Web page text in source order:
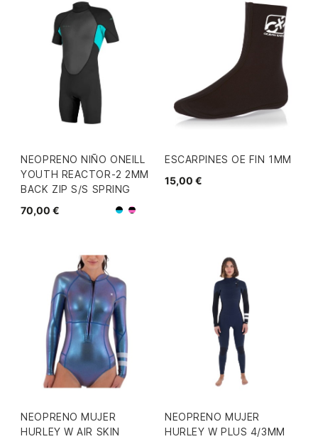
NEOPRENO NIÑO ONEILL
YOUTH REACTOR-2 2MM
BACK ZIP S/S SPRING
70,00 €
Negro/Azul
Negro/Rosa
ESCARPINES OE FIN 1MM
15,00 €
NEOPRENO MUJER
HURLEY W AIR SKIN
NEOPRENO MUJER
HURLEY W PLUS 4/3MM